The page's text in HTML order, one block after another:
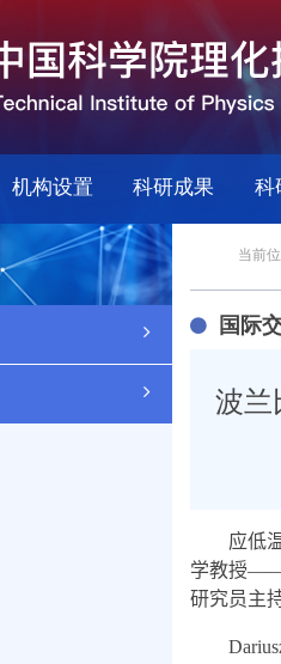
机构设置 科研成果 科
当前
国际
波兰
应低
学教授
研究员主